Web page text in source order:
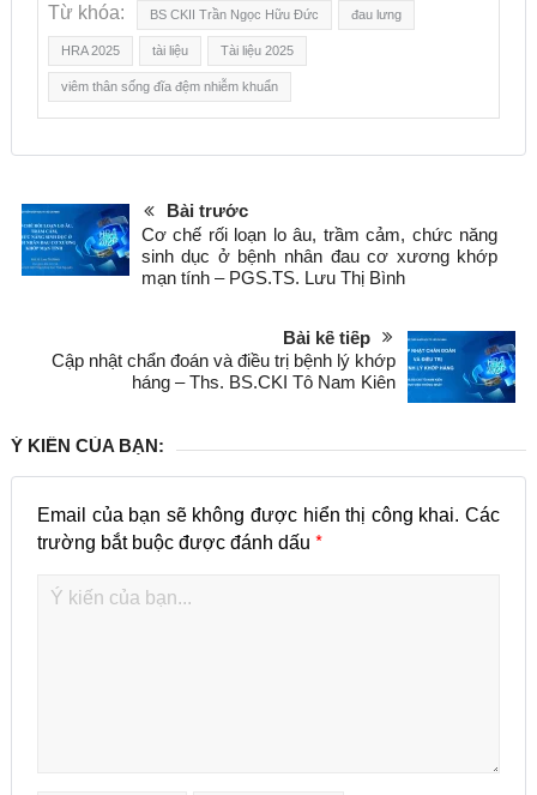
Từ khóa: BS CKII Trần Ngọc Hữu Đức đau lưng
HRA 2025 tài liệu Tài liệu 2025
viêm thân sống đĩa đệm nhiễm khuẩn
Bài trước
Cơ chế rối loạn lo âu, trầm cảm, chức năng
sinh dục ở bệnh nhân đau cơ xương khớp
mạn tính – PGS.TS. Lưu Thị Bình
Bài kế tiếp
Cập nhật chẩn đoán và điều trị bệnh lý khớp
háng – Ths. BS.CKI Tô Nam Kiên
Ý KIẾN CỦA BẠN:
Email của bạn sẽ không được hiển thị công khai. Các
trường bắt buộc được đánh dấu *